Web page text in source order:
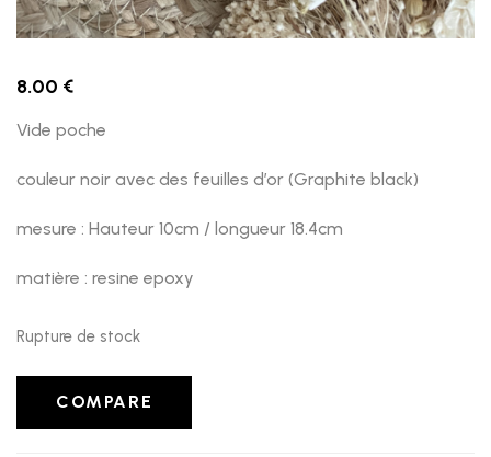
8.00 €
Vide poche
couleur noir avec des feuilles d’or (Graphite black)
mesure : Hauteur 10cm / longueur 18.4cm
matière : resine epoxy
Rupture de stock
COMPARE